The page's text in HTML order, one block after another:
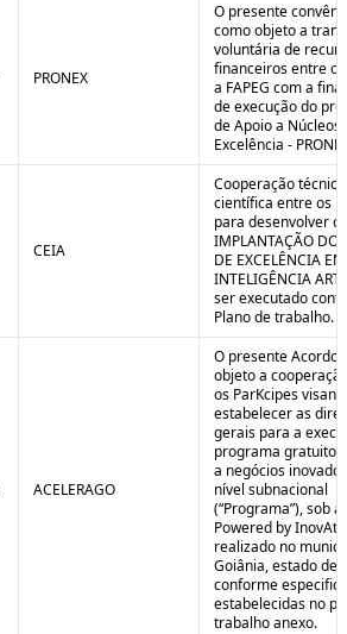
PRONEX
O presente
como objeto a
voluntária de
financeiros entre o
a FAPEG com a
de execução do
de Apoio a Núcleos
Excelência -
CEIA
Cooperação
científica entre os
para desenvolver o
IMPLANTAÇÃO DO
DE EXCELÊNCIA EM
INTELIGÊNCIA
ser executado
Plano de trabalho.
ACELERAGO
O presente Acordo
objeto a
os ParKcipes
estabelecer as
gerais para a
programa gratuito
a negócios
nível subnacional
(“Programa”), sob
Powered by
realizado no
Goiânia, estado de
conforme
estabelecidas no
trabalho anexo.